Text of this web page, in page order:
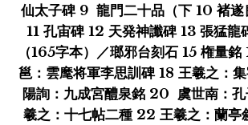
仙太子碑 9 龍門二十品（下 10 褚遂
11 孔宙碑 12 天発神讖碑 13 張猛龍
（165字本）／瑯邪台刻石 15 権量
邕：雲麾将軍李思訓碑 18 王羲之：
陽詢：九成宮醴泉銘 20 虞世南：
羲之：十七帖二種 22 王羲之：蘭亭